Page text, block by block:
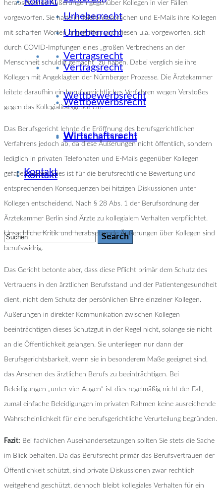
Urheberrecht
Vertragsrecht
Wettbewerbsrecht
Wirtschaftsrecht
Kontakt
Urheberrecht
Vertragsrecht
Wettbewerbsrecht
Wirtschaftsrecht
Kontakt
herabsetzende Äußerungen gegenüber Kollegen in vier Fällen
vorgeworfen. Sie hatte in Telefongesprächen und E-Mails ihre Kollegen
mit scharfen Worten angegriffen und diesen u.a. vorgeworfen, sich
durch COVID-Impfungen eines „großen Verbrechens an der
Menschheit schuldig gemacht“ zu haben. Dabei verglich sie ihre
Kollegen mit Angeklagten der Nürnberger Prozesse. Die Ärztekammer
leitete daraufhin ein berufsgerichtliches Verfahren wegen Verstoßes
gegen das Kollegialitätsgebot ein.
Das Berufsgericht lehnte die Eröffnung des berufsgerichtlichen
Verfahrens jedoch ab, da diese Äußerungen nicht öffentlich, sondern
lediglich in privaten Telefonaten und E-Mails gegenüber Kollegen
gefallen waren. Dies ist für die berufsrechtliche Bewertung und
entsprechenden Konsequenzen bei hitzigen Diskussionen unter
Kollegen entscheidend. Nach § 28 Abs. 1 der Berufsordnung der
Ärztekammer Berlin sind Ärzte zu kollegialem Verhalten verpflichtet.
Unsachliche Kritik und herabsetzende Äußerungen über Kollegen sind
berufswidrig.
Das Gericht betonte aber, dass diese Pflicht primär dem Schutz des
Vertrauens in den ärztlichen Berufsstand und der Patientengesundheit
dient, nicht dem Schutz der persönlichen Ehre einzelner Kollegen.
Äußerungen in direkter Kommunikation zwischen Kollegen
beeinträchtigen dieses Schutzgut in der Regel nicht, solange sie nicht
an die Öffentlichkeit gelangen. Sie unterliegen nur dann der
Berufsgerichtsbarkeit, wenn sie in besonderem Maße geeignet sind,
das Ansehen des ärztlichen Berufs zu beeinträchtigen. Bei
Beleidigungen „unter vier Augen“ ist dies regelmäßig nicht der Fall,
zumal einfache Beleidigungen im privaten Rahmen keine ausreichende
Wahrscheinlichkeit für eine berufsgerichtliche Verurteilung begründen.
Fazit: Bei fachlichen Auseinandersetzungen sollten Sie stets die Sache
im Blick behalten. Da das Berufsrecht primär das Berufsvertrauen der
Öffentlichkeit schützt, sind private Diskussionen zwar rechtlich
weitgehend geschützt, dennoch bleibt kollegiales Verhalten für ein